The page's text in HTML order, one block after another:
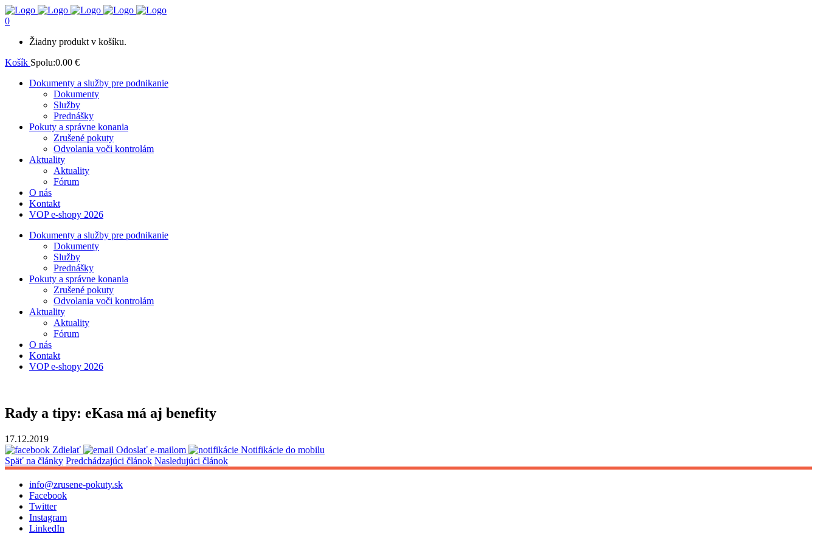
0
Žiadny produkt v košíku.
Košík Spolu:0.00 €
Dokumenty a služby pre podnikanie
Dokumenty
Služby
Prednášky
Pokuty a správne konania
Zrušené pokuty
Odvolania voči kontrolám
Aktuality
Aktuality
Fórum
O nás
Kontakt
VOP e-shopy 2026
Dokumenty a služby pre podnikanie
Dokumenty
Služby
Prednášky
Pokuty a správne konania
Zrušené pokuty
Odvolania voči kontrolám
Aktuality
Aktuality
Fórum
O nás
Kontakt
VOP e-shopy 2026
Rady a tipy: eKasa má aj benefity
17.12.2019
Zdielať
Odoslať e-mailom
Notifikácie do mobilu
Späť na články Predchádzajúci článok Nasledujúci článok
info@zrusene-pokuty.sk
Facebook
Twitter
Instagram
LinkedIn